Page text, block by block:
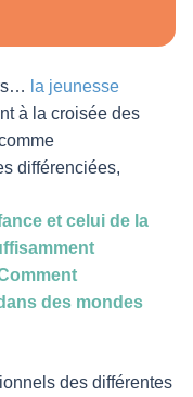
la jeunesse
à la croisée des
différenciées,
et celui de la
des mondes
des différentes